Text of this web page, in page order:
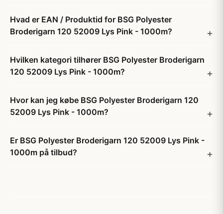
Hvad er EAN / Produktid for BSG Polyester
Broderigarn 120 52009 Lys Pink - 1000m?
Hvilken kategori tilhører BSG Polyester Broderigarn
120 52009 Lys Pink - 1000m?
Hvor kan jeg købe BSG Polyester Broderigarn 120
52009 Lys Pink - 1000m?
Er BSG Polyester Broderigarn 120 52009 Lys Pink -
1000m på tilbud?